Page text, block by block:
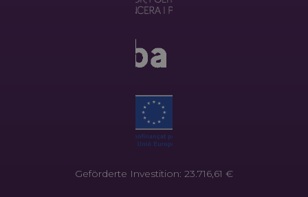
Geförderte Investition: 23.716,61 €